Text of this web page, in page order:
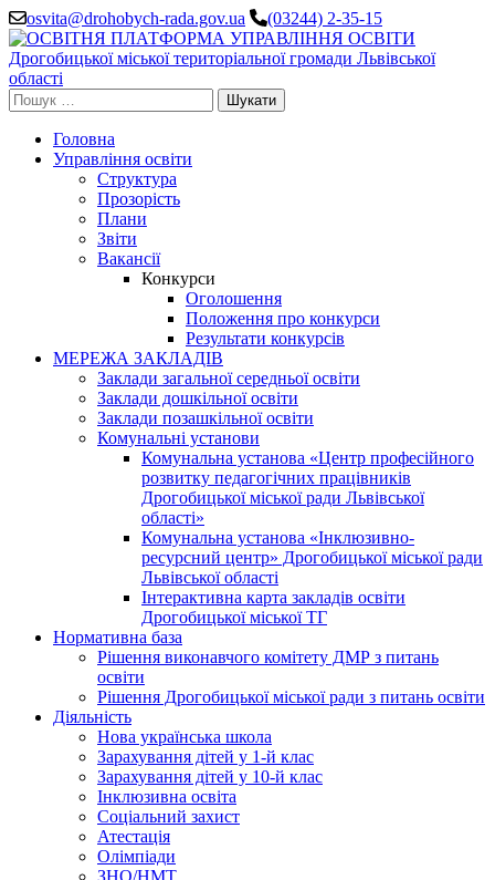
Перейти
до
вмісту
(натисніть
Enter)
osvita@drohobych-rada.gov.ua (03244) 2-35-15
Пошук:
Головна
Управління освіти
Структура
Прозорість
Плани
Звіти
Вакансії
Конкурси
Оголошення
Положення про конкурси
Результати конкурсів
МЕРЕЖА ЗАКЛАДІВ
Заклади загальної середньої освіти
Заклади дошкільної освіти
Заклади позашкільної освіти
Комунальні установи
Комунальна установа «Центр професійного
розвитку педагогічних працівників
Дрогобицької міської ради Львівської
області»
Комунальна установа «Інклюзивно-
ресурсний центр» Дрогобицької міської ради
Львівської області
Інтерактивна карта закладів освіти
Дрогобицької міської ТГ
Нормативна база
Рішення виконавчого комітету ДМР з питань
освіти
Рішення Дрогобицької міської ради з питань освіти
Діяльність
Нова українська школа
Зарахування дітей у 1-й клас
Зарахування дітей у 10-й клас
Інклюзивна освіта
Соціальний захист
Атестація
Олімпіади
ЗНО/НМТ